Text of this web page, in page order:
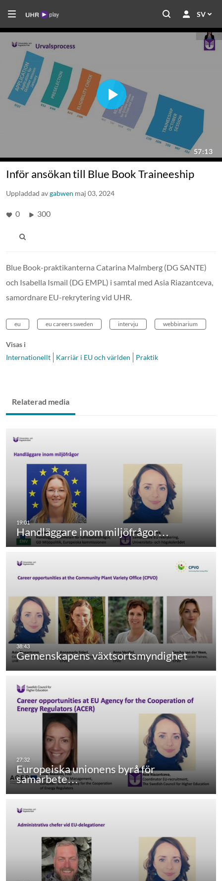
SV
Inför ansökan till Blue Book Traineeship
Uppladdad avgabwen maj 03, 2024
0 300
Blue Book-praktikanterna Catarina Malmberg (DG SANTE)
och Isabella Ismail (DG EMPL) i samtal med Asia Riazantceva,
samordnare EU-rekrytering vid UHR.
eu eu careers sweden intervju webbinarium
Visas i
Internationellt
Karriär i EU och världen Praktik
Relaterad media
Handläggare inom miljöfrågor…
Gemenskapens växtsortsmyndighet
Europeiska unionens byrå för
samarbete…